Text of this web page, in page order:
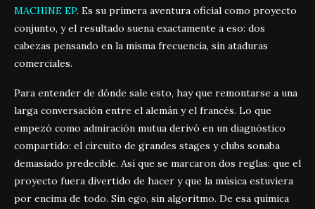
MACHINE EP. Es su primera aventura oficial como proyecto
conjunto, y el resultado suena exactamente a eso: dos
cabezas pensando en la misma frecuencia, sin ataduras
comerciales.
Para entender de dónde sale esto, hay que remontarse a una
larga conversación entre el alemán y el francés. Lo que
empezó como admiración mutua derivó en un diagnóstico
compartido: el circuito de grandes stages y clubs sonaba
demasiado predecible. Así que se marcaron dos reglas: que el
proyecto fuera divertido de hacer y que la música estuviera
por encima de todo. Sin ego, sin algoritmo. De esa química